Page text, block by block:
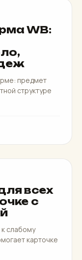
WB:
предмет
структуре
всех
с
слабому
карточке